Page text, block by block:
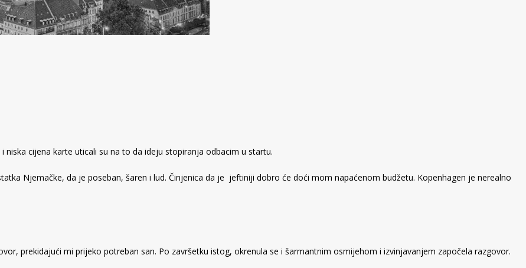
niska cijena karte uticali su na to da ideju stopiranja odbacim u startu.
Njemačke, da je poseban, šaren i lud. Činjenica da je jeftiniji dobro će doći mom napaćenom budžetu. Kopenhagen je nerealno
prekidajući mi prijeko potreban san. Po završetku istog, okrenula se i šarmantnim osmijehom i izvinjavanjem započela razgovor.